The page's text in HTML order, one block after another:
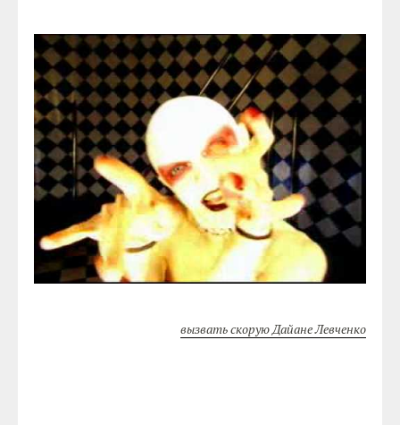
вызвать скорую Дайане Левченко